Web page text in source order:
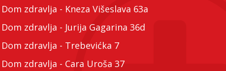
Dom zdravlja - Kneza Višeslava 63a
Dom zdravlja - Jurija Gagarina 36d
Dom zdravlja - Trebevićka 7
Dom zdravlja - Cara Uroša 37